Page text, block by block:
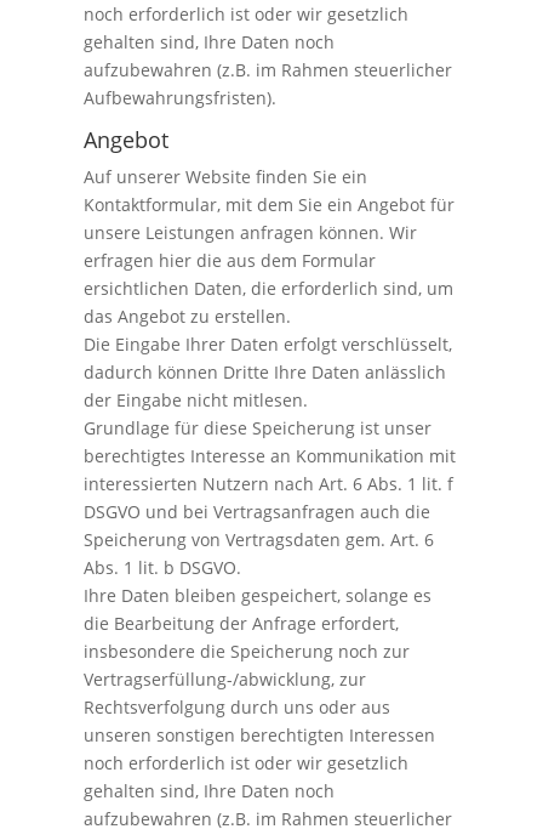
noch erforderlich ist oder wir gesetzlich
gehalten sind, Ihre Daten noch
aufzubewahren (z.B. im Rahmen steuerlicher
Aufbewahrungsfristen).
Angebot
Auf unserer Website finden Sie ein
Kontaktformular, mit dem Sie ein Angebot für
unsere Leistungen anfragen können. Wir
erfragen hier die aus dem Formular
ersichtlichen Daten, die erforderlich sind, um
das Angebot zu erstellen.
Die Eingabe Ihrer Daten erfolgt verschlüsselt,
dadurch können Dritte Ihre Daten anlässlich
der Eingabe nicht mitlesen.
Grundlage für diese Speicherung ist unser
berechtigtes Interesse an Kommunikation mit
interessierten Nutzern nach Art. 6 Abs. 1 lit. f
DSGVO und bei Vertragsanfragen auch die
Speicherung von Vertragsdaten gem. Art. 6
Abs. 1 lit. b DSGVO.
Ihre Daten bleiben gespeichert, solange es
die Bearbeitung der Anfrage erfordert,
insbesondere die Speicherung noch zur
Vertragserfüllung-/abwicklung, zur
Rechtsverfolgung durch uns oder aus
unseren sonstigen berechtigten Interessen
noch erforderlich ist oder wir gesetzlich
gehalten sind, Ihre Daten noch
aufzubewahren (z.B. im Rahmen steuerlicher